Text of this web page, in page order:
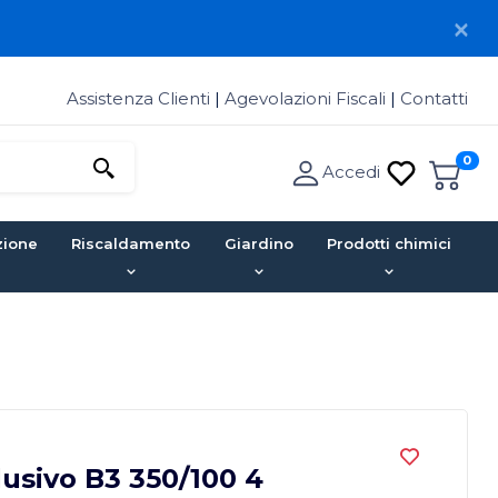
Assistenza Clienti | Agevolazioni Fiscali | Contatti
0
Accedi
Riscaldamento Giardino Prodotti chimici
B3 350/100 4